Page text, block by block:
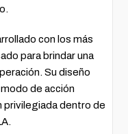
con los más
para brindar una
Su diseño
de acción
privilegiada dentro de